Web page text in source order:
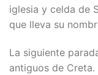
iglesia y celda de
que lleva su
La siguiente
antiguos de Creta.